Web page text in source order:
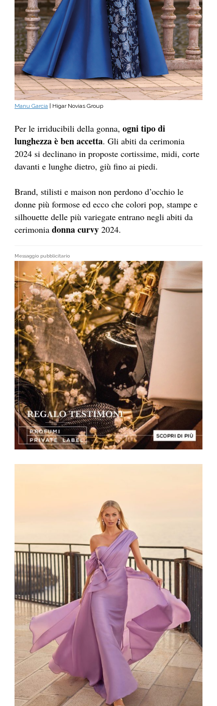
Manu Garcia | Higar Novias Group
Per le irriducibili della gonna, ogni tipo di
lunghezza è ben accetta. Gli abiti da cerimonia
2024 si declinano in proposte cortissime, midi, corte
davanti e lunghe dietro, giù fino ai piedi.
Brand, stilisti e maison non perdono d’occhio le
donne più formose ed ecco che colori pop, stampe e
silhouette delle più variegate entrano negli abiti da
cerimonia donna curvy 2024.
Messaggio pubblicitario